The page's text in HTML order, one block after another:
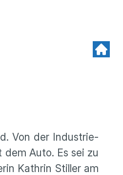
Von der Industrie-
Auto. Es sei zu
Kathrin Stiller am